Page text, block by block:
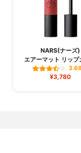
NARS(ナーズ)
エアーマット リップ
3.68
¥3,780